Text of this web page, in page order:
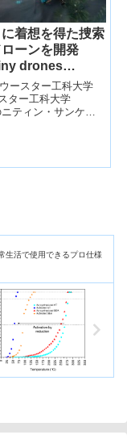
着想を得た捜索
ーンを開発
drones
by bats could
in dark and
）
ースター工科大学
ター工科大学
ニティン・サンケッ
生活で使用できるプロ仕様